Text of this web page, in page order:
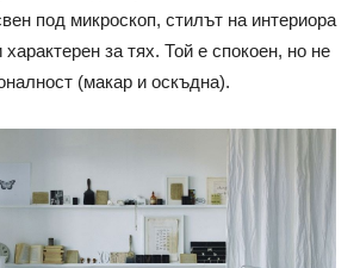
под микроскоп, стилът на интериора
за тях. Той е спокоен, но не
(макар и оскъдна).